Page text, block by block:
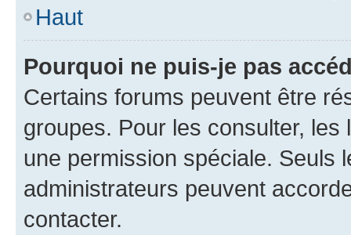
Haut
Pourquoi ne puis-je pas
Certains forums peuvent être
groupes. Pour les consulter,
une permission spéciale. Seuls
administrateurs peuvent
contacter.